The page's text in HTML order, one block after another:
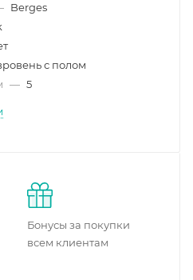
Berges
с полом
— 5
Бонусы за покупки
всем клиентам